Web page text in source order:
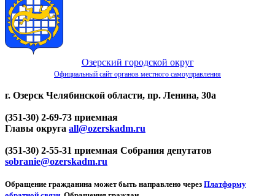
Озерский городской округ
Официальный сайт органов местного самоуправления
г. Озерск Челябинской области, пр. Ленина, 30а
(351-30) 2-69-73 приемная
Главы округа all@ozerskadm.ru
(351-30) 2-55-31 приемная Собрания депутатов
sobranie@ozerskadm.ru
Обращение гражданина может быть направлено через Платформу